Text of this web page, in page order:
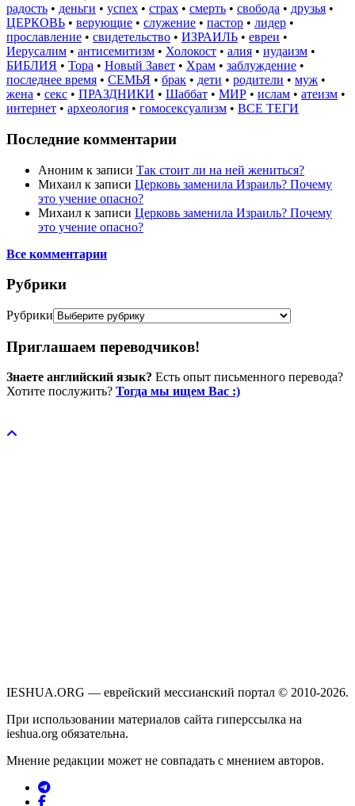
радость • деньги • успех • страх • смерть • свобода • друзья •
ЦЕРКОВЬ • верующие • служение • пастор • лидер •
прославление • свидетельство • ИЗРАИЛЬ • евреи •
Иерусалим • антисемитизм • Холокост • алия • иудаизм •
БИБЛИЯ • Тора • Новый Завет • Храм • заблуждение •
последнее время • СЕМЬЯ • брак • дети • родители • муж •
жена • секс • ПРАЗДНИКИ • Шаббат • МИР • ислам • атеизм •
интернет • археология • гомосексуализм • ВСЕ ТЕГИ
Последние комментарии
Аноним к записи Так стоит ли на ней жениться?
Михаил к записи Церковь заменила Израиль? Почему
это учение опасно?
Михаил к записи Церковь заменила Израиль? Почему
это учение опасно?
Все комментарии
Рубрики
Рубрики
Приглашаем переводчиков!
Знаете английский язык? Есть опыт письменного перевода?
Хотите послужить? Тогда мы ищем Вас :)
IESHUA.ORG — еврейский мессианский портал © 2010-2026.
При использовании материалов сайта гиперссылка на
ieshua.org обязательна.
Мнение редакции может не совпадать с мнением авторов.